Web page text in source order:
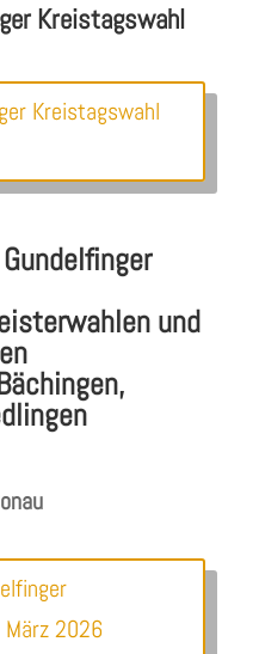
Kreistagswahl
Kreistagswahl
und
2026